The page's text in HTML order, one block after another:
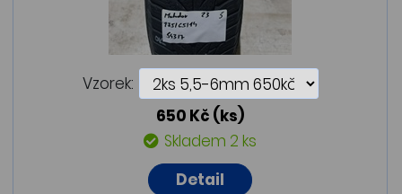
Vzorek:
650 Kč (ks)
Skladem 2 ks
Detail